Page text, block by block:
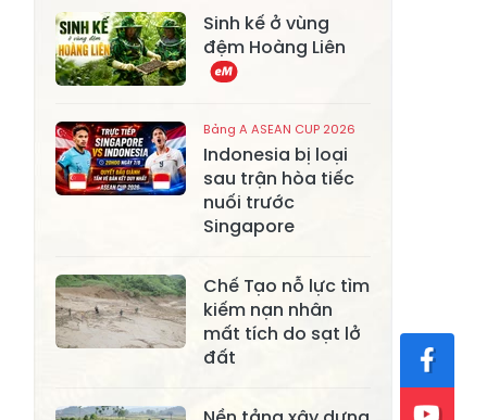
Bằng La
Xã Chấn Thịnh
Xã Nghĩa Tâm
Xã Châu Quế
Xã Lâm Giang
Xã Đông
Cuông
Xã Tân Hợp
Xã Mỏ Vàng
Xã Lâm
Thượng
Xã Lục Yên
Sinh kế ở vùng
đệm Hoàng Liên
Bảng A ASEAN CUP 2026
Indonesia bị loại
sau trận hòa tiếc
nuối trước
Singapore
Chế Tạo nỗ lực tìm
kiếm nạn nhân
mất tích do sạt lở
đất